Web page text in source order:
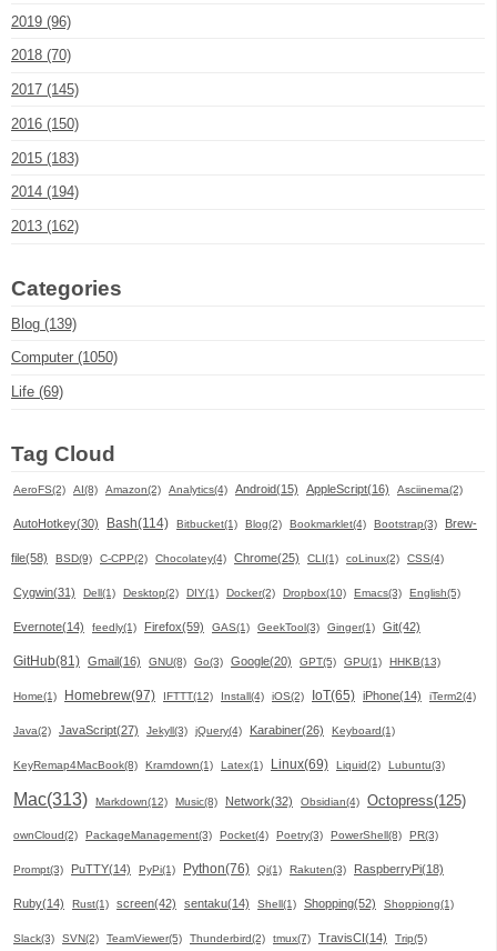
2019 (96)
2018 (70)
2017 (145)
2016 (150)
2015 (183)
2014 (194)
2013 (162)
Categories
Blog (139)
Computer (1050)
Life (69)
Tag Cloud
AeroFS(2) AI(8) Amazon(2) Analytics(4) Android(15) AppleScript(16) Asciinema(2)
AutoHotkey(30) Bash(114) Bitbucket(1) Blog(2) Bookmarklet(4) Bootstrap(3) Brew-
file(58) BSD(9) C-CPP(2) Chocolatey(4) Chrome(25) CLI(1) coLinux(2) CSS(4)
Cygwin(31) Dell(1) Desktop(2) DIY(1) Docker(2) Dropbox(10) Emacs(3) English(5)
Evernote(14) feedly(1) Firefox(59) GAS(1) GeekTool(3) Ginger(1) Git(42)
GitHub(81) Gmail(16) GNU(8) Go(3) Google(20) GPT(5) GPU(1) HHKB(13)
Home(1) Homebrew(97) IFTTT(12) Install(4) iOS(2) IoT(65) iPhone(14) iTerm2(4)
Java(2) JavaScript(27) Jekyll(3) jQuery(4) Karabiner(26) Keyboard(1)
KeyRemap4MacBook(8) Kramdown(1) Latex(1) Linux(69) Liquid(2) Lubuntu(3)
Mac(313) Markdown(12) Music(8) Network(32) Obsidian(4) Octopress(125)
ownCloud(2) PackageManagement(3) Pocket(4) Poetry(3) PowerShell(8) PR(3)
Prompt(3) PuTTY(14) PyPi(1) Python(76) Qi(1) Rakuten(3) RaspberryPi(18)
Ruby(14) Rust(1) screen(42) sentaku(14) Shell(1) Shopping(52) Shoppiong(1)
Slack(3) SVN(2) TeamViewer(5) Thunderbird(2) tmux(7) TravisCI(14) Trip(5)